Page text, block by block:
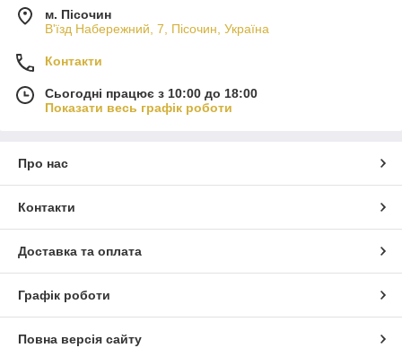
м. Пісочин
В'їзд Набережний, 7, Пісочин, Україна
Контакти
Сьогодні працює з 10:00 до 18:00
Показати весь графік роботи
Про нас
Контакти
Доставка та оплата
Графік роботи
Повна версія сайту